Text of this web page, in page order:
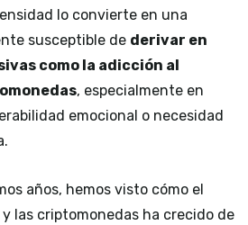
lo convierte en una
susceptible de derivar en
como la adicción al
, especialmente en
emocional o necesidad
años, hemos visto cómo el
y las criptomonedas ha crecido de